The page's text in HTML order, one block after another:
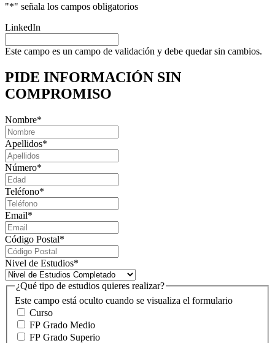
"*" señala los campos obligatorios
LinkedIn
Este campo es un campo de validación y debe quedar sin cambios.
PIDE INFORMACIÓN SIN
COMPROMISO
Nombre*
Apellidos*
Número*
Teléfono*
Email*
Código Postal*
Nivel de Estudios*
Este campo está oculto cuando se visualiza el formulario
¿Qué tipo de estudios quieres realizar?
Curso
FP Grado Medio
FP Grado Superio